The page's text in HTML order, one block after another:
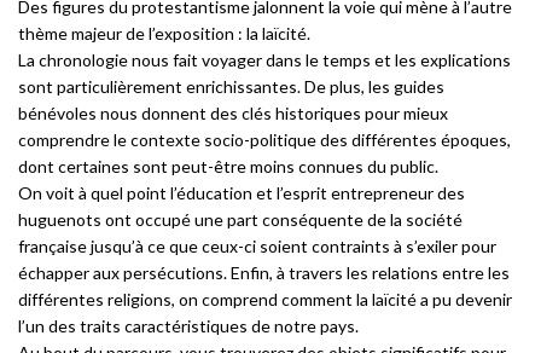
Des figures du protestantisme jalonnent la voie qui mène à l’autre
thème majeur de l’exposition : la laïcité.
La chronologie nous fait voyager dans le temps et les explications
sont particulièrement enrichissantes. De plus, les guides
bénévoles nous donnent des clés historiques pour mieux
comprendre le contexte socio-politique des différentes époques,
dont certaines sont peut-être moins connues du public.
On voit à quel point l’éducation et l’esprit entrepreneur des
huguenots ont occupé une part conséquente de la société
française jusqu’à ce que ceux-ci soient contraints à s’exiler pour
échapper aux persécutions. Enfin, à travers les relations entre les
différentes religions, on comprend comment la laïcité a pu devenir
l’un des traits caractéristiques de notre pays.